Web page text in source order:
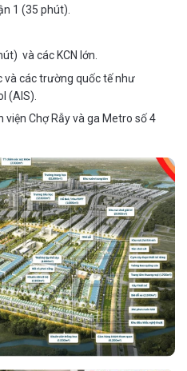
1 (35 phút).
và các KCN lớn.
và các trường quốc tế như
(AIS).
viện Chợ Rẫy và ga Metro số 4